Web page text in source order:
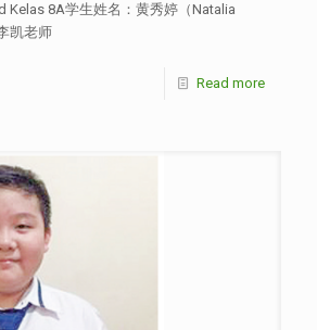
Kelas 8A学生姓名：黄秀婷（Natalia
凯老师
Read more